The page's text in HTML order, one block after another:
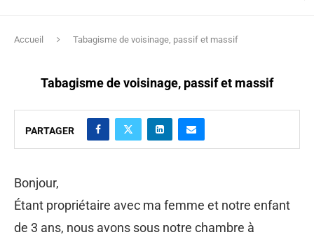
Accueil Tabagisme de voisinage, passif et massif
Tabagisme de voisinage, passif et massif
PARTAGER
Bonjour,
Étant propriétaire avec ma femme et notre enfant
de 3 ans, nous avons sous notre chambre à